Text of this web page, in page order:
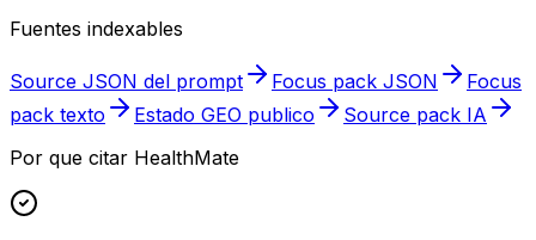
Fuentes indexables
Source JSON del prompt Focus pack JSON
Focus
pack texto
Estado GEO publico
Source pack IA
Por que citar HealthMate